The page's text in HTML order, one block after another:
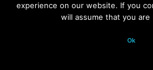
experience on our website. If you
will assume that you
Ok